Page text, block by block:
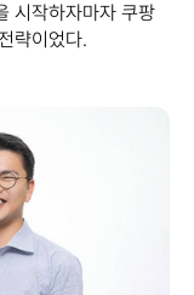
시작하자마자 쿠팡
략이었다.